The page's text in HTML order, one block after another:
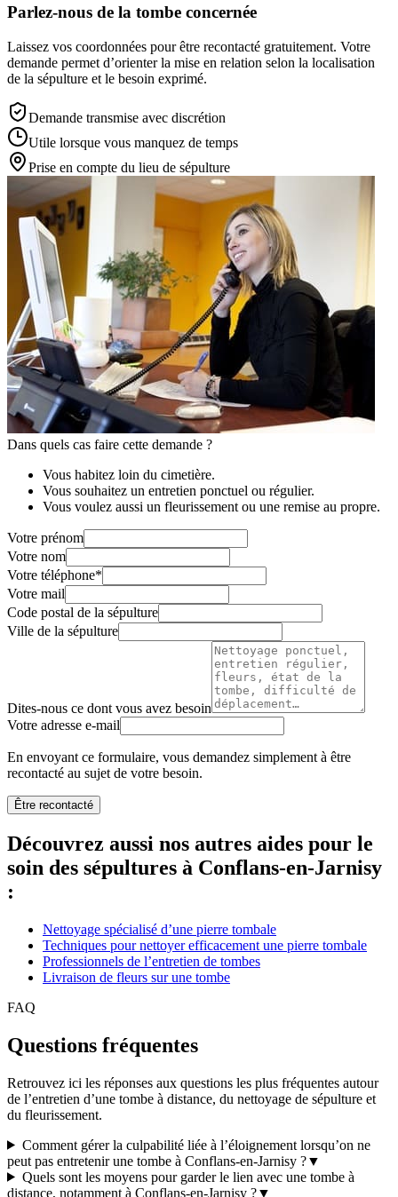
Parlez-nous de la tombe concernée
Laissez vos coordonnées pour être recontacté gratuitement. Votre
demande permet d’orienter la mise en relation selon la localisation
de la sépulture et le besoin exprimé.
Demande transmise avec discrétion
Utile lorsque vous manquez de temps
Prise en compte du lieu de sépulture
Dans quels cas faire cette demande ?
Vous habitez loin du cimetière.
Vous souhaitez un entretien ponctuel ou régulier.
Vous voulez aussi un fleurissement ou une remise au propre.
Votre prénom
Votre nom
Votre téléphone*
Votre mail
Code postal de la sépulture
Ville de la sépulture
Dites-nous ce dont vous avez besoin
Votre adresse e-mail
En envoyant ce formulaire, vous demandez simplement à être
recontacté au sujet de votre besoin.
Être recontacté
Découvrez aussi nos autres aides pour le
soin des sépultures à Conflans-en-Jarnisy
:
Nettoyage spécialisé d’une pierre tombale
Techniques pour nettoyer efficacement une pierre tombale
Professionnels de l’entretien de tombes
Livraison de fleurs sur une tombe
FAQ
Questions fréquentes
Retrouvez ici les réponses aux questions les plus fréquentes autour
de l’entretien d’une tombe à distance, du nettoyage de sépulture et
du fleurissement.
Comment gérer la culpabilité liée à l’éloignement lorsqu’on ne
peut pas entretenir une tombe à Conflans-en-Jarnisy ?▼
Quels sont les moyens pour garder le lien avec une tombe à
distance, notamment à Conflans-en-Jarnisy ?▼